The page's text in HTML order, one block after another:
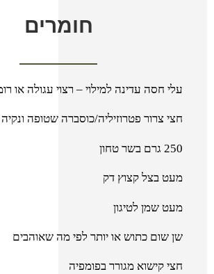
חומרים
עלי חסה עדינה למילוי – רצוי עגולה או
חצי צרור פטרוזיליה/כוסברה שטופה ונקיה
250 גרם בשר טחון
מעט בצל קצוץ דק
מעט שמן לטיגון
שן שום כתוש או יותר לפי מה שאוהבים
חצי קישוא מגורר בפומפיה